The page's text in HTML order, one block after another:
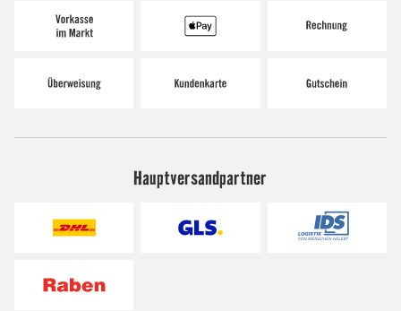
Hauptversandpartner